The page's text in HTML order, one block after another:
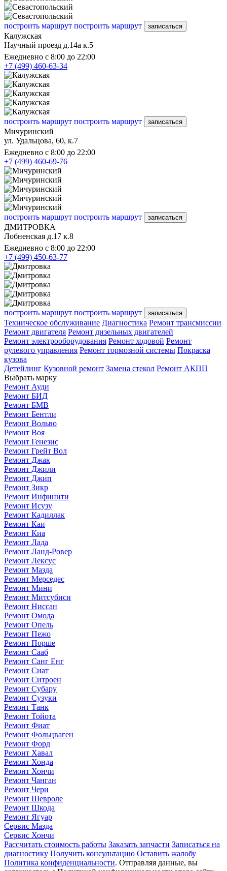
построить маршрут построить маршрут записаться
Калужская
Научный проезд д.14а к.5
Ежедневно с 8:00 до 22:00
+7 (499) 460-63-34
построить маршрут построить маршрут записаться
Мичуринский
ул. Удальцова, 60, к.7
Ежедневно с 8:00 до 22:00
+7 (499) 460-69-76
построить маршрут построить маршрут записаться
ДМИТРОВКА
Лобненская д.17 к.8
Ежедневно с 8:00 до 22:00
+7 (499) 450-63-77
построить маршрут построить маршрут записаться
Техническое обслуживание Диагностика Ремонт трансмиссии
Ремонт двигателя Ремонт дизельных двигателей
Ремонт электрооборудования Ремонт ходовой Ремонт
рулевого управления Ремонт тормозной системы Покраска
кузова
Детейлинг Кузовной ремонт Замена стекол Ремонт АКПП
Выбрать марку
Ремонт Ауди
Ремонт БИД
Ремонт БМВ
Ремонт Бентли
Ремонт Вольво
Ремонт Воя
Ремонт Генезис
Ремонт Грейт Вол
Ремонт Джак
Ремонт Джили
Ремонт Джип
Ремонт Зикр
Ремонт Инфинити
Ремонт Исузу
Ремонт Кадиллак
Ремонт Каи
Ремонт Киа
Ремонт Лада
Ремонт Ланд-Ровер
Ремонт Лексус
Ремонт Мазда
Ремонт Мерседес
Ремонт Мини
Ремонт Митсубиси
Ремонт Ниссан
Ремонт Омода
Ремонт Опель
Ремонт Пежо
Ремонт Порше
Ремонт Сааб
Ремонт Санг Енг
Ремонт Сиат
Ремонт Ситроен
Ремонт Субару
Ремонт Сузуки
Ремонт Танк
Ремонт Тойота
Ремонт Фиат
Ремонт Фольцваген
Ремонт Форд
Ремонт Хавал
Ремонт Хонда
Ремонт Хончи
Ремонт Чанган
Ремонт Чери
Ремонт Шевроле
Ремонт Шкода
Ремонт Ягуар
Сервис Мазда
Сервис Хончи
Рассчитать стоимость работы Заказать запчасти Записаться на
диагностику Получить консультацию Оставить жалобу
Политика конфиденциальности. Отправляя данные, вы